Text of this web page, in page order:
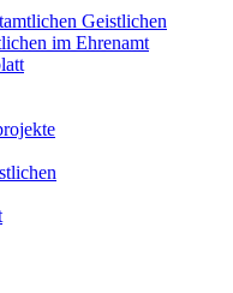
Geistlichen
im Ehrenamt